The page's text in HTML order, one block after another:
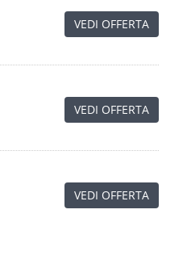
VEDI OFFERTA
VEDI OFFERTA
VEDI OFFERTA